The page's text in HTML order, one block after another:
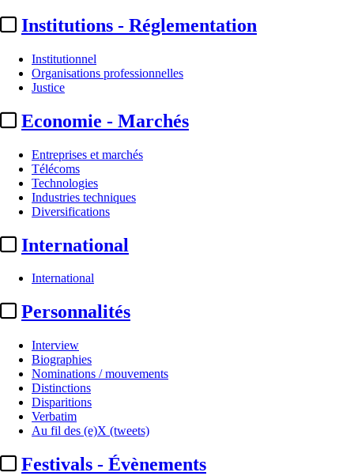
Institutions - Réglementation
Institutionnel
Organisations professionnelles
Justice
Economie - Marchés
Entreprises et marchés
Télécoms
Technologies
Industries techniques
Diversifications
International
International
Personnalités
Interview
Biographies
Nominations / mouvements
Distinctions
Disparitions
Verbatim
Au fil des (e)X (tweets)
Festivals - Évènements